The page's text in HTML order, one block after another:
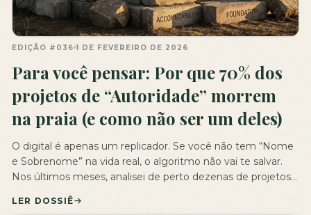
EDIÇÃO #036 1 DE FEVEREIRO DE 2026
Para você pensar: Por que 70% dos
projetos de “Autoridade” morrem
na praia (e como não ser um deles)
O digital é apenas um replicador. Se você não tem “Nome
e Sobrenome” na vida real, o algoritmo não vai te salvar.
Nos últimos meses, analisei de perto dezenas de projetos
estatística é brutal e alarmante: de cada 10 projetos que
LER DOSSIÊ